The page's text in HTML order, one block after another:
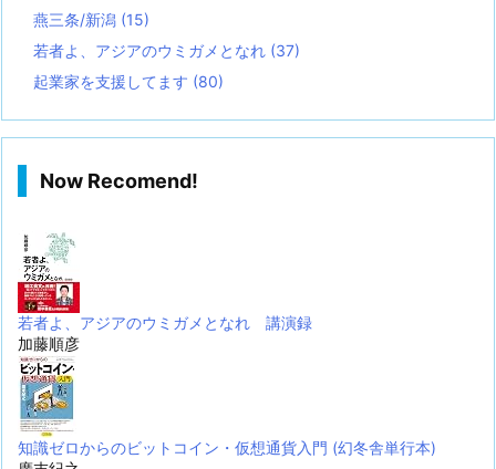
燕三条/新潟 (15)
若者よ、アジアのウミガメとなれ (37)
起業家を支援してます (80)
Now Recomend!
若者よ、アジアのウミガメとなれ 講演録
加藤順彦
知識ゼロからのビットコイン・仮想通貨入門 (幻冬舎単行本)